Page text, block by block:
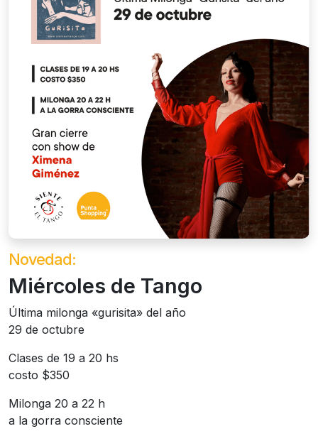
Novedad:
Miércoles de Tango
Última milonga «gurisita» del año
29 de octubre
Clases de 19 a 20 hs
costo $350
Milonga 20 a 22 h
a la gorra consciente